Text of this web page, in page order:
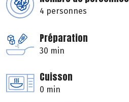
4 personnes
Préparation
30 min
Cuisson
0 min